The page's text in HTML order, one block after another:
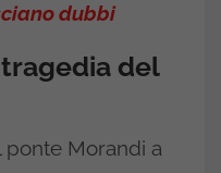
dubbi
tragedia del
Morandi a